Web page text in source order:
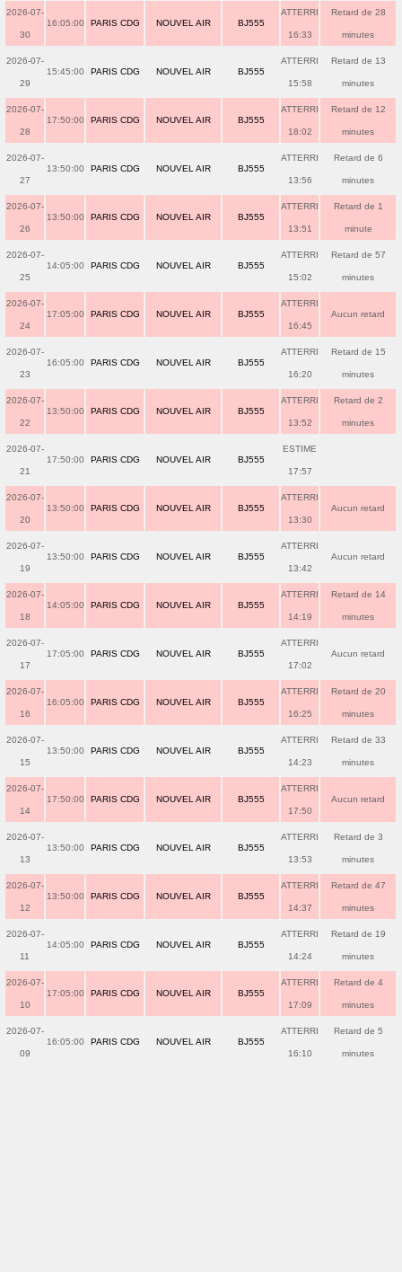
2026-07-
30
16:05:00 PARIS CDG NOUVEL AIR BJ555
ATTERRI
16:33
Retard de 28
minutes
2026-07-
29
15:45:00 PARIS CDG NOUVEL AIR BJ555
ATTERRI
15:58
Retard de 13
minutes
2026-07-
28
17:50:00 PARIS CDG NOUVEL AIR BJ555
ATTERRI
18:02
Retard de 12
minutes
2026-07-
27
13:50:00 PARIS CDG NOUVEL AIR BJ555
ATTERRI
13:56
Retard de 6
minutes
2026-07-
26
13:50:00 PARIS CDG NOUVEL AIR BJ555
ATTERRI
13:51
Retard de 1
minute
2026-07-
25
14:05:00 PARIS CDG NOUVEL AIR BJ555
ATTERRI
15:02
Retard de 57
minutes
2026-07-
24
17:05:00 PARIS CDG NOUVEL AIR BJ555
ATTERRI
16:45
Aucun retard
2026-07-
23
16:05:00 PARIS CDG NOUVEL AIR BJ555
ATTERRI
16:20
Retard de 15
minutes
2026-07-
22
13:50:00 PARIS CDG NOUVEL AIR BJ555
ATTERRI
13:52
Retard de 2
minutes
2026-07-
21
17:50:00 PARIS CDG NOUVEL AIR BJ555
ESTIME
17:57
2026-07-
20
13:50:00 PARIS CDG NOUVEL AIR BJ555
ATTERRI
13:30
Aucun retard
2026-07-
19
13:50:00 PARIS CDG NOUVEL AIR BJ555
ATTERRI
13:42
Aucun retard
2026-07-
18
14:05:00 PARIS CDG NOUVEL AIR BJ555
ATTERRI
14:19
Retard de 14
minutes
2026-07-
17
17:05:00 PARIS CDG NOUVEL AIR BJ555
ATTERRI
17:02
Aucun retard
2026-07-
16
16:05:00 PARIS CDG NOUVEL AIR BJ555
ATTERRI
16:25
Retard de 20
minutes
2026-07-
15
13:50:00 PARIS CDG NOUVEL AIR BJ555
ATTERRI
14:23
Retard de 33
minutes
2026-07-
14
17:50:00 PARIS CDG NOUVEL AIR BJ555
ATTERRI
17:50
Aucun retard
2026-07-
13
13:50:00 PARIS CDG NOUVEL AIR BJ555
ATTERRI
13:53
Retard de 3
minutes
2026-07-
12
13:50:00 PARIS CDG NOUVEL AIR BJ555
ATTERRI
14:37
Retard de 47
minutes
2026-07-
11
14:05:00 PARIS CDG NOUVEL AIR BJ555
ATTERRI
14:24
Retard de 19
minutes
2026-07-
10
17:05:00 PARIS CDG NOUVEL AIR BJ555
ATTERRI
17:09
Retard de 4
minutes
2026-07-
09
16:05:00 PARIS CDG NOUVEL AIR BJ555
ATTERRI
16:10
Retard de 5
minutes